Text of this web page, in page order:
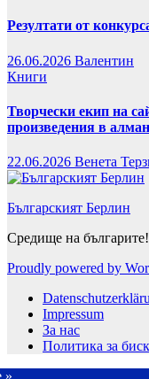
Резултати от
26.06.2026 Валентин
Книги
Творчески екип на
произведения в
22.06.2026 Венета
Българският Берлин
Средище на българите!
Proudly powered by
Impressum
За нас
Политика за